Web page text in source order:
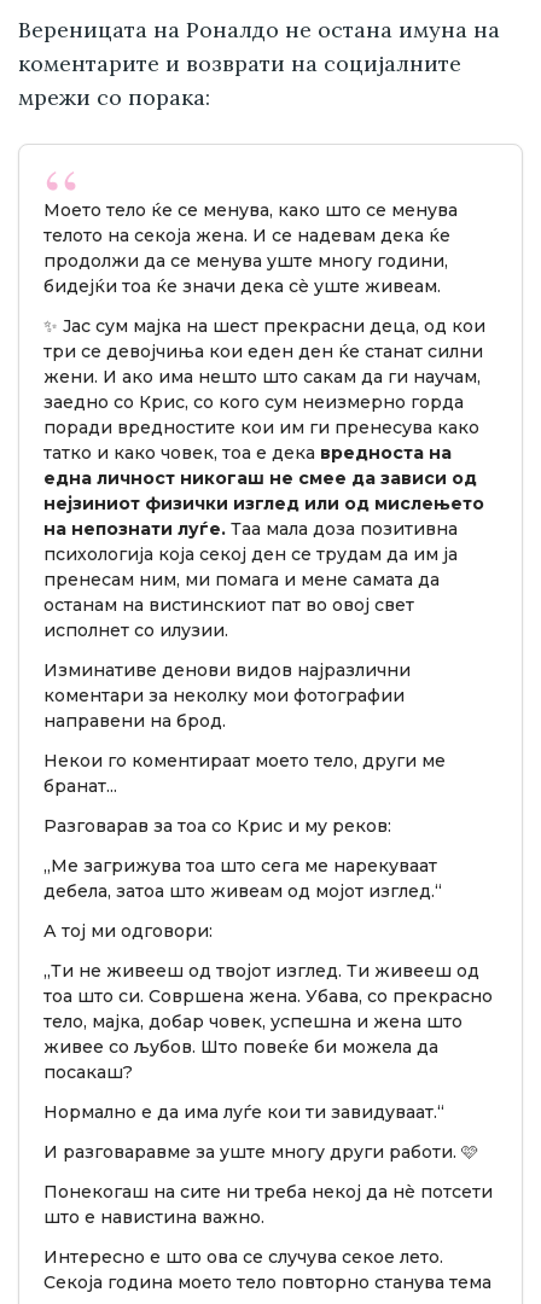
Вереницата на Роналдо не остана имуна на
коментарите и возврати на социјалните
мрежи со порака:
Моето тело ќе се менува, како што се менува
телото на секоја жена. И се надевам дека ќе
продолжи да се менува уште многу години,
бидејќи тоа ќе значи дека сè уште живеам.
✨ Јас сум мајка на шест прекрасни деца, од кои
три се девојчиња кои еден ден ќе станат силни
жени. И ако има нешто што сакам да ги научам,
заедно со Крис, со кого сум неизмерно горда
поради вредностите кои им ги пренесува како
татко и како човек, тоа е дека вредноста на
една личност никогаш не смее да зависи од
нејзиниот физички изглед или од мислењето
на непознати луѓе. Таа мала доза позитивна
психологија која секој ден се трудам да им ја
пренесам ним, ми помага и мене самата да
останам на вистинскиот пат во овој свет
исполнет со илузии.
Изминативе денови видов најразлични
коментари за неколку мои фотографии
направени на брод.
Некои го коментираат моето тело, други ме
бранат...
Разговарав за тоа со Крис и му реков:
„Ме загрижува тоа што сега ме нарекуваат
дебела, затоа што живеам од мојот изглед.“
А тој ми одговори:
„Ти не живееш од твојот изглед. Ти живееш од
тоа што си. Совршена жена. Убава, со прекрасно
тело, мајка, добар човек, успешна и жена што
живее со љубов. Што повеќе би можела да
посакаш?
Нормално е да има луѓе кои ти завидуваат.“
И разговаравме за уште многу други работи. 🩷
Понекогаш на сите ни треба некој да нè потсети
што е навистина важно.
Интересно е што ова се случува секое лето.
Секоја година моето тело повторно станува тема